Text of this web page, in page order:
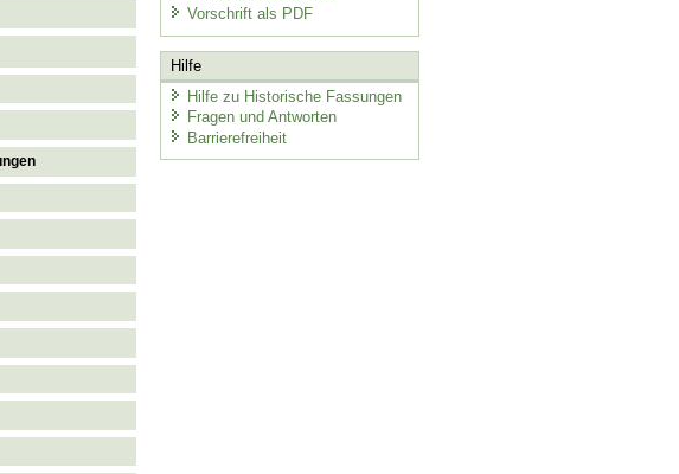
Vorschrift als PDF
Hilfe
Hilfe zu Historische Fassungen
Fragen und Antworten
Barrierefreiheit